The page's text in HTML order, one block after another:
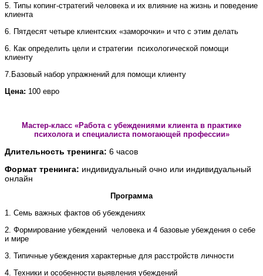
5. Типы копинг-стратегий человека и их влияние на жизнь и поведение
клиента
6. Пятдесят четыре клиентских «заморочки» и что с этим делать
6. Как определить цели и стратегии психологической помощи
клиенту
7.Базовый набор упражнений для помощи клиенту
Цена: 100 евро
Мастер-класс «Работа с убеждениями клиента в практике
психолога и специалиста помогающей профессии»
Длительность тренинга: 6 часов
Формат тренинга: индивидуальный очно или индивидуальный
онлайн
Программа
1. Семь важных фактов об убеждениях
2. Формирование убеждений человека и 4 базовые убеждения о себе
и мире
3. Типичные убеждения характерные для расстройств личности
4. Техники и особенности выявления убеждений